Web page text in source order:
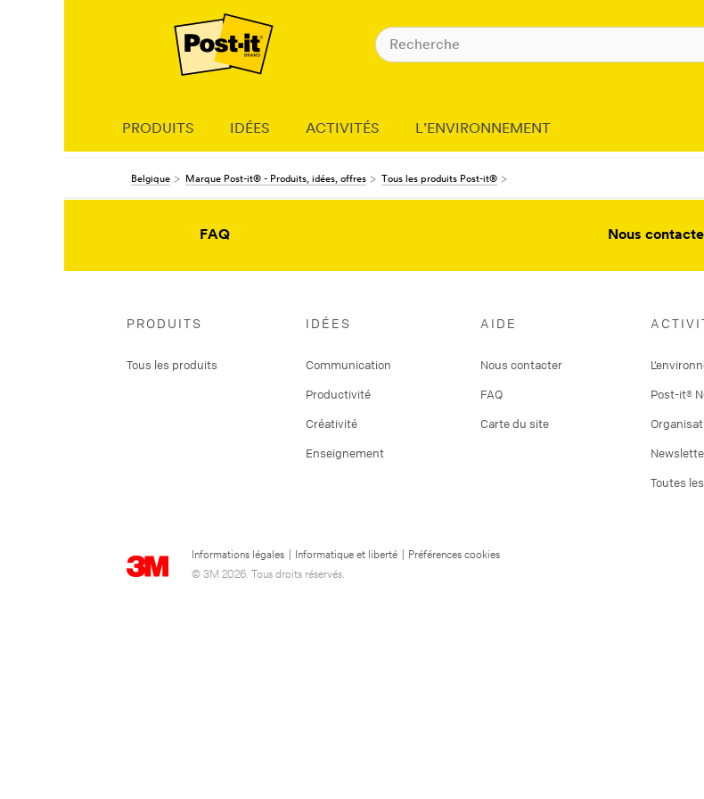
PRODUITS IDÉES ACTIVITÉS L’ENVIRONNEMENT
Belgique Marque Post-it® - Produits, idées, offres Tous les produits Post-it®
FAQ Nous
PRODUITS
Tous les produits
IDÉES
Communication
Productivité
Créativité
Enseignement
AIDE
Nous contacter
FAQ
Carte du site
Post-it®
Toutes
Informations légales Informatique et liberté
Préférences cookies
© 3M 2026. Tous droits réservés.